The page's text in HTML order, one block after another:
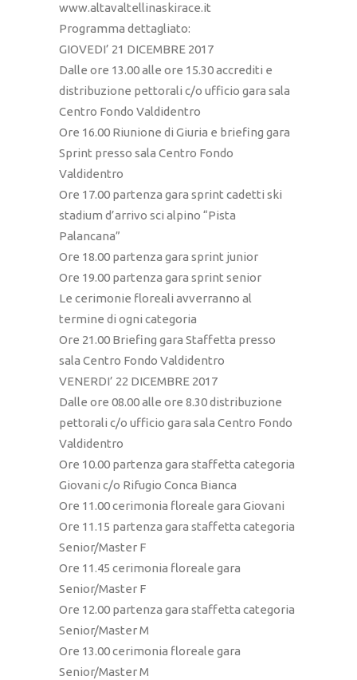
www.altavaltellinaskirace.it
Programma dettagliato:
GIOVEDI’ 21 DICEMBRE 2017
Dalle ore 13.00 alle ore 15.30 accrediti e
distribuzione pettorali c/o ufficio gara sala
Centro Fondo Valdidentro
Ore 16.00 Riunione di Giuria e briefing gara
Sprint presso sala Centro Fondo
Valdidentro
Ore 17.00 partenza gara sprint cadetti ski
stadium d’arrivo sci alpino “Pista
Palancana”
Ore 18.00 partenza gara sprint junior
Ore 19.00 partenza gara sprint senior
Le cerimonie floreali avverranno al
termine di ogni categoria
Ore 21.00 Briefing gara Staffetta presso
sala Centro Fondo Valdidentro
VENERDI’ 22 DICEMBRE 2017
Dalle ore 08.00 alle ore 8.30 distribuzione
pettorali c/o ufficio gara sala Centro Fondo
Valdidentro
Ore 10.00 partenza gara staffetta categoria
Giovani c/o Rifugio Conca Bianca
Ore 11.00 cerimonia floreale gara Giovani
Ore 11.15 partenza gara staffetta categoria
Senior/Master F
Ore 11.45 cerimonia floreale gara
Senior/Master F
Ore 12.00 partenza gara staffetta categoria
Senior/Master M
Ore 13.00 cerimonia floreale gara
Senior/Master M